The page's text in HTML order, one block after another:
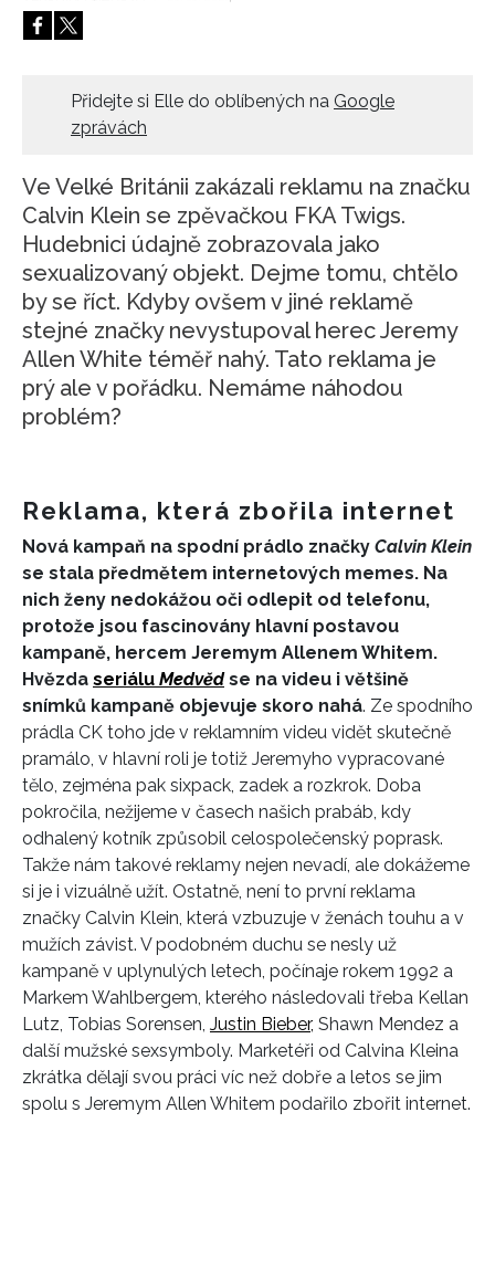
HOME
Přidejte si Elle do oblíbených na Google
zprávách
Ve Velké Británii zakázali reklamu na značku
Calvin Klein se zpěvačkou FKA Twigs.
Hudebnici údajně zobrazovala jako
sexualizovaný objekt. Dejme tomu, chtělo
by se říct. Kdyby ovšem v jiné reklamě
stejné značky nevystupoval herec Jeremy
Allen White téměř nahý. Tato reklama je
prý ale v pořádku. Nemáme náhodou
problém?
Reklama, která zbořila internet
Nová kampaň na spodní prádlo značky Calvin Klein
se stala předmětem internetových memes. Na
nich ženy nedokážou oči odlepit od telefonu,
protože jsou fascinovány hlavní postavou
kampaně, hercem Jeremym Allenem Whitem.
Hvězda seriálu Medvědse na videu i většině
snímků kampaně objevuje skoro nahá. Ze spodního
prádla CK toho jde v reklamním videu vidět skutečně
pramálo, v hlavní roli je totiž Jeremyho vypracované
tělo, zejména pak sixpack, zadek a rozkrok. Doba
pokročila, nežijeme v časech našich prabáb, kdy
odhalený kotník způsobil celospolečenský poprask.
Takže nám takové reklamy nejen nevadí, ale dokážeme
si je i vizuálně užít. Ostatně, není to první reklama
značky Calvin Klein, která vzbuzuje v ženách touhu a v
mužích závist. V podobném duchu se nesly už
kampaně v uplynulých letech, počínaje rokem 1992 a
Markem Wahlbergem, kterého následovali třeba Kellan
Lutz, Tobias Sorensen, Justin Bieber, Shawn Mendez a
další mužské sexsymboly. Marketéři od Calvina Kleina
zkrátka dělají svou práci víc než dobře a letos se jim
spolu s Jeremym Allen Whitem podařilo zbořit internet.